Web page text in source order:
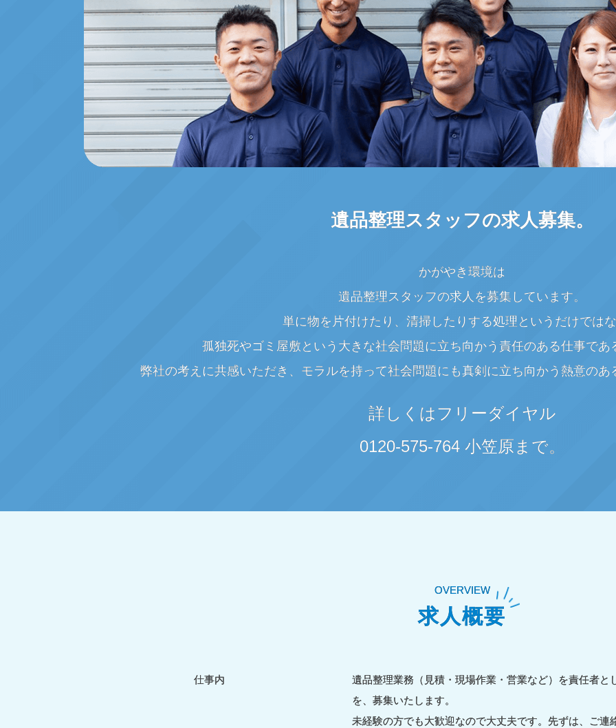
遺品整理スタッフの求人募集。
かがやき環境は
遺品整理スタッフの求人を募集しています。
単に物を片付けたり、清掃したりする処理というだけでは
孤独死やゴミ屋敷という大きな社会問題に立ち向かう責任のある仕事であ
弊社の考えに共感いただき、モラルを持って社会問題にも真剣に立ち向かう熱意の
詳しくはフリーダイヤル
0120-575-764 小笠原まで。
OVERVIEW
求人概要
仕事内
遺品整理業務（見積・現場作業・営業など）を責任者と
を、募集いたします。
未経験の方でも大歓迎なので大丈夫です。先ずは、ご連